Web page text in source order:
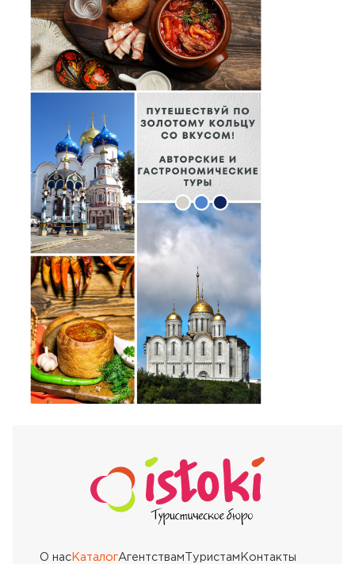
О насКаталогАгентствам Туристам Контакты